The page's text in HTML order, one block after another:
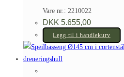
Vare nr.: 2210022
DKK 5.655,00
Legg til i handlekurv